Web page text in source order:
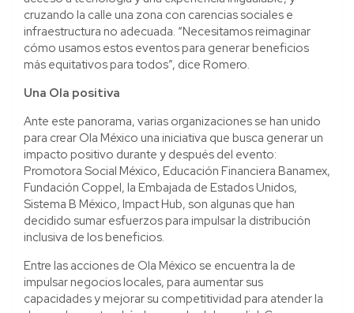
cruzando la calle una zona con carencias sociales e
infraestructura no adecuada. “Necesitamos reimaginar
cómo usamos estos eventos para generar beneficios
más equitativos para todos”, dice Romero.
Una Ola positiva
Ante este panorama, varias organizaciones se han unido
para crear Ola México una iniciativa que busca generar un
impacto positivo durante y después del evento:
Promotora Social México, Educación Financiera Banamex,
Fundación Coppel, la Embajada de Estados Unidos,
Sistema B México, Impact Hub, son algunas que han
decidido sumar esfuerzos para impulsar la distribución
inclusiva de los beneficios.
Entre las acciones de Ola México se encuentra la de
impulsar negocios locales, para aumentar sus
capacidades y mejorar su competitividad para atender la